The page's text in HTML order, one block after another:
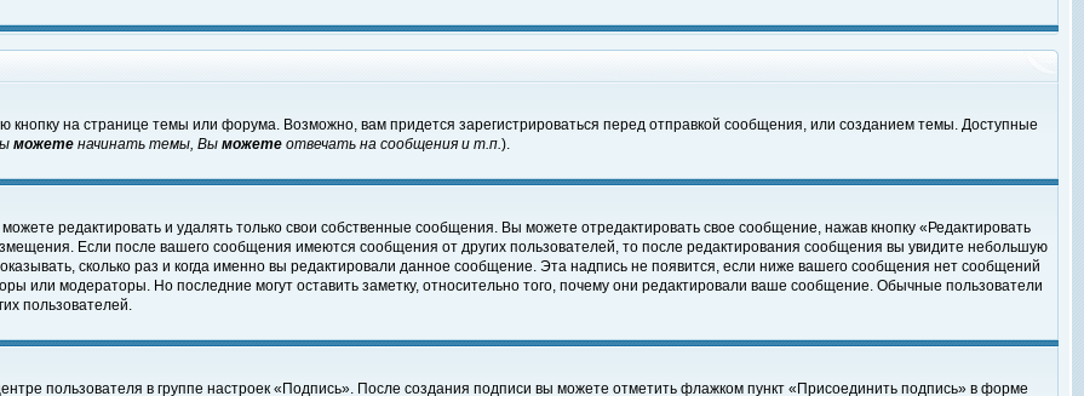
на странице темы или форума. Возможно, вам придется зарегистрироваться перед отправкой сообщения, или созданием темы. Доступные
можете начинать темы, Вы можете отвечать на сообщения и т.п.).
редактировать и удалять только свои собственные сообщения. Вы можете отредактировать свое сообщение, нажав кнопку «Редактировать
Если после вашего сообщения имеются сообщения от других пользователей, то после редактирования сообщения вы увидите небольшую
сколько раз и когда именно вы редактировали данное сообщение. Эта надпись не появится, если ниже вашего сообщения нет сообщений
или модераторы. Но последние могут оставить заметку, относительно того, почему они редактировали ваше сообщение. Обычные пользователи
пользователей.
пользователя в группе настроек «Подпись». После создания подписи вы можете отметить флажком пункт «Присоединить подпись» в форме